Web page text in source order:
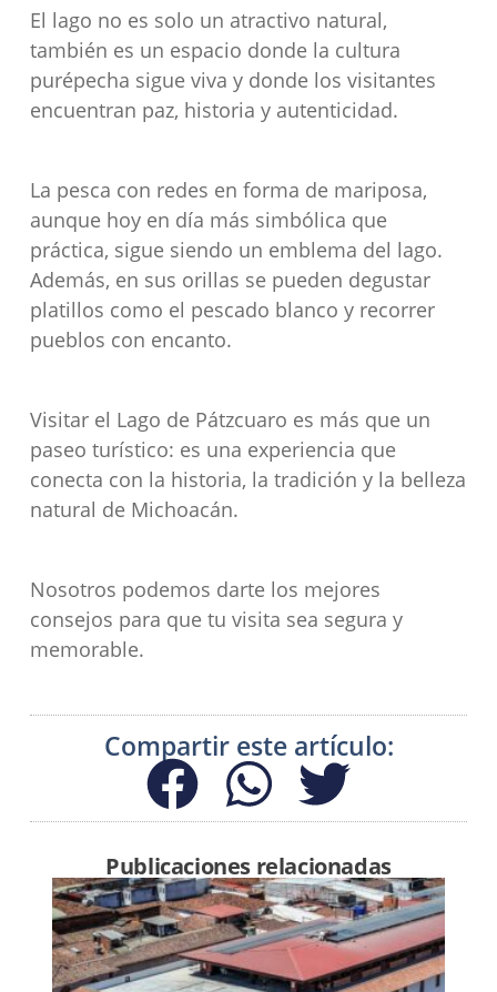
El lago no es solo un atractivo natural,
también es un espacio donde la cultura
purépecha sigue viva y donde los visitantes
encuentran paz, historia y autenticidad.
La pesca con redes en forma de mariposa,
aunque hoy en día más simbólica que
práctica, sigue siendo un emblema del lago.
Además, en sus orillas se pueden degustar
platillos como el pescado blanco y recorrer
pueblos con encanto.
Visitar el Lago de Pátzcuaro es más que un
paseo turístico: es una experiencia que
conecta con la historia, la tradición y la belleza
natural de Michoacán.
Nosotros podemos darte los mejores
consejos para que tu visita sea segura y
memorable.
Compartir este artículo:
Publicaciones relacionadas